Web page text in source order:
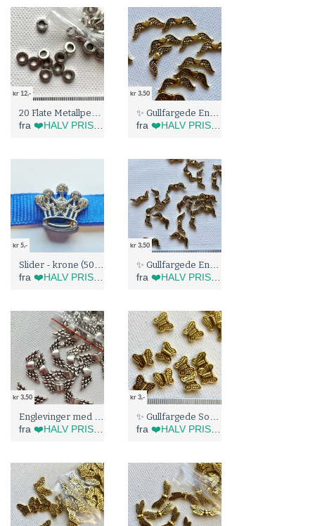
kr 12,-
fra ❤️HALV PRIS I BLÅBÆRTUA :)
kr 3,50
fra ❤️HALV PRIS I BLÅBÆRTUA :)
kr 5,-
fra ❤️HALV PRIS I BLÅBÆRTUA :)
kr 3,50
fra ❤️HALV PRIS I BLÅBÆRTUA :)
kr 3,50
fra ❤️HALV PRIS I BLÅBÆRTUA :)
kr 3,-
fra ❤️HALV PRIS I BLÅBÆRTUA :)